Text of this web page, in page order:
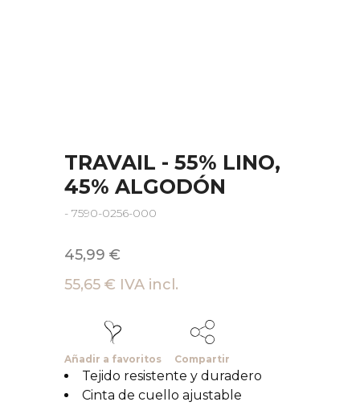
TRAVAIL - 55% LINO,
45% ALGODÓN
- 7590-0256-000
45,99 €
55,65 € IVA incl.
Añadir a favoritos Compartir
Tejido resistente y duradero
Cinta de cuello ajustable